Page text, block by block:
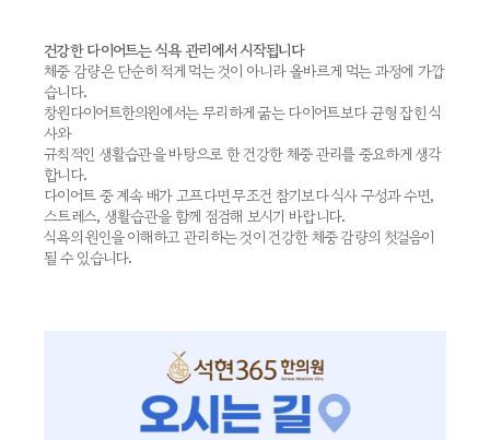
건강한 다이어트는 식욕 관리에서 시작됩니다
체중 감량은 단순히 적게 먹는 것이 아니라 올바르게 먹는 과정에 가깝
습니다.
창원다이어트한의원에서는 무리하게 굶는 다이어트보다 균형 잡힌 식
사와
규칙적인 생활습관을 바탕으로 한 건강한 체중 관리를 중요하게 생각
합니다.
다이어트 중 계속 배가 고프다면 무조건 참기보다 식사 구성과 수면,
스트레스, 생활습관을 함께 점검해 보시기 바랍니다.
식욕의 원인을 이해하고 관리하는 것이 건강한 체중 감량의 첫걸음이
될 수 있습니다.